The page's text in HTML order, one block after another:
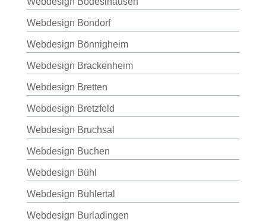
Webdesign Bondorf
Webdesign Bönnigheim
Webdesign Brackenheim
Webdesign Bretten
Webdesign Bretzfeld
Webdesign Bruchsal
Webdesign Buchen
Webdesign Bühl
Webdesign Bühlertal
Webdesign Burladingen